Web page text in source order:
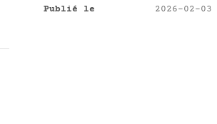
Publié le
2026-02-03